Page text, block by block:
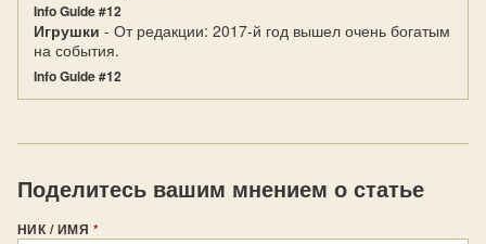
Info Guide #12
Игрушки - От редакции: 2017-й год вышел очень богатым
на события.
Info Guide #12
Поделитесь вашим мнением о статье
НИК / ИМЯ *